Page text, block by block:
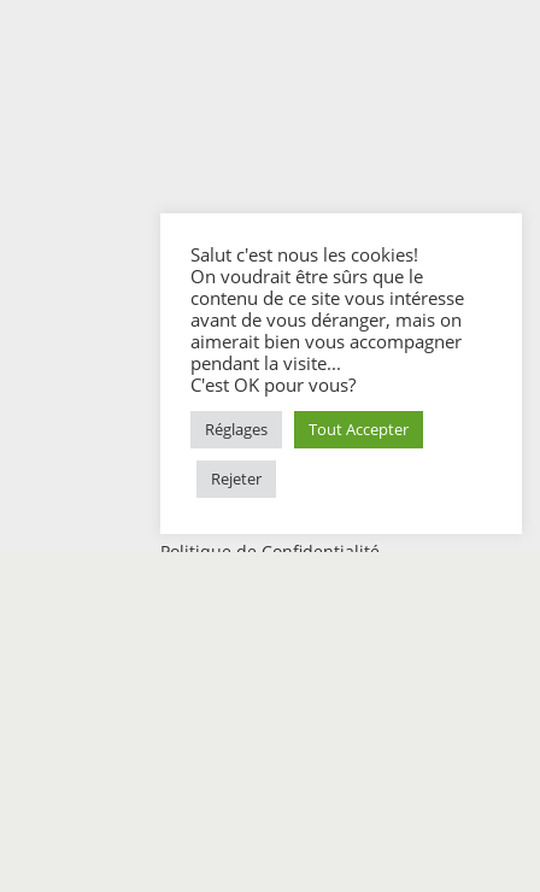
ACCUEIL
MESSAGE
Politique de Confidentialité
Salut c'est nous les cookies!
On voudrait être sûrs que le
contenu de ce site vous intéresse
avant de vous déranger, mais on
aimerait bien vous accompagner
pendant la visite...
C'est OK pour vous?
Réglages Tout Accepter
Rejeter